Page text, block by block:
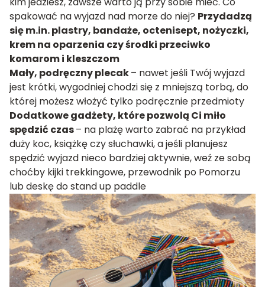
spakować na wyjazd nad morze do niej? Przydadzą
się m.in. plastry, bandaże, octenisept, nożyczki,
krem na oparzenia czy środki przeciwko
komarom i kleszczom
Mały, podręczny plecak– nawet jeśli Twój wyjazd
jest krótki, wygodniej chodzi się z mniejszą torbą, do
której możesz włożyć tylko podręcznie przedmioty
Dodatkowe gadżety, które pozwolą Ci miło
spędzić czas– na plażę warto zabrać na przykład
duży koc, książkę czy słuchawki, a jeśli planujesz
spędzić wyjazd nieco bardziej aktywnie, weź ze sobą
choćby kijki trekkingowe, przewodnik po Pomorzu
lub deskę do stand up paddle